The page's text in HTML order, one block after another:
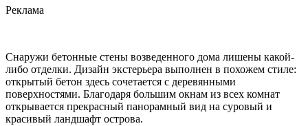
Реклама
Снаружи бетонные стены возведенного дома лишены какой-
либо отделки. Дизайн экстерьера выполнен в похожем стиле:
открытый бетон здесь сочетается с деревянными
поверхностями. Благодаря большим окнам из всех комнат
открывается прекрасный панорамный вид на суровый и
красивый ландшафт острова.